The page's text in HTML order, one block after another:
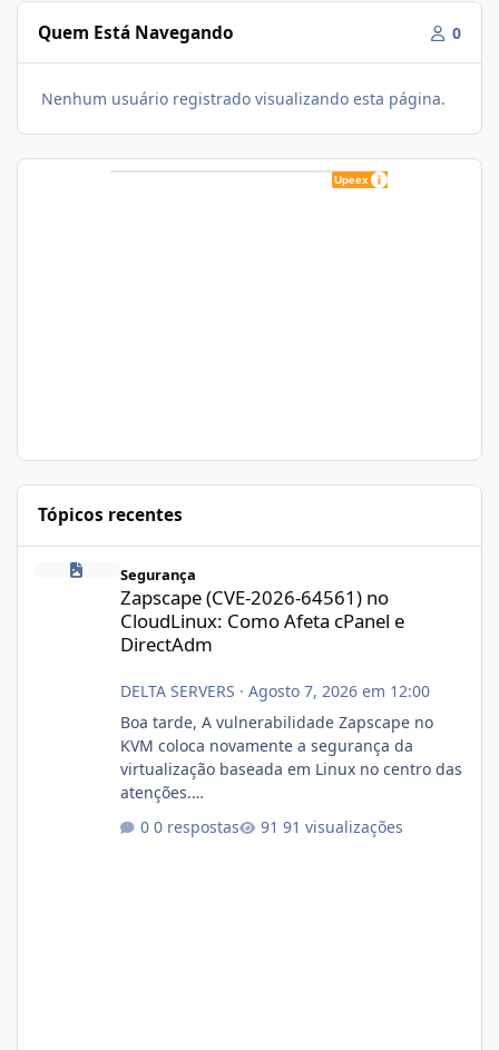
Quem Está Navegando 0
Nenhum usuário registrado visualizando esta página.
Tópicos recentes
Zapscape (CVE-2026-64561) no CloudLinux: Como Afeta cPanel
Segurança
Zapscape (CVE-2026-64561) no
CloudLinux: Como Afeta cPanel e
DirectAdm
DELTA SERVERS · Agosto 7, 2026 em 12:00
Boa tarde, A vulnerabilidade Zapscape no
KVM coloca novamente a segurança da
virtualização baseada em Linux no centro das
atenções.
https://cloudlinux.statuspage.io/incidents/dlr
xjx23zz5f Criamos uma breve explicação:
0 respostas 91 visualizações